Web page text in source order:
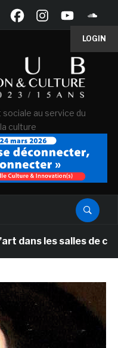
LOGIN
au service du
culture
salles de classe des